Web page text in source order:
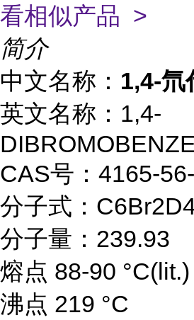
看相似产品 >
简介
中文名称： 1,4-氘
英文名称：1,4-
CAS号：4165-
分子式：
分子量：239.93
熔点 88-90 °C(lit.)
沸点 219 °C